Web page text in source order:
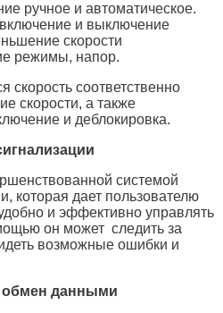
ручное и автоматическое.
и выключение
скорости
режимы, напор.
скорость соответственно
скорости, а также
и деблокировка.
системой
которая дает пользователю
и эффективно управлять
он может следить за
возможные ошибки и
обмен данными